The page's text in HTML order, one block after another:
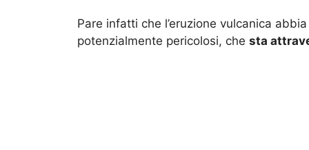
Pare infatti che l’eruzione vulcanica
potenzialmente pericolosi, che sta